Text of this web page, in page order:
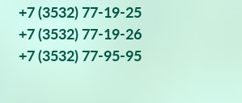
+7 (3532) 77-19-25
+7 (3532) 77-19-26
+7 (3532) 77-95-95